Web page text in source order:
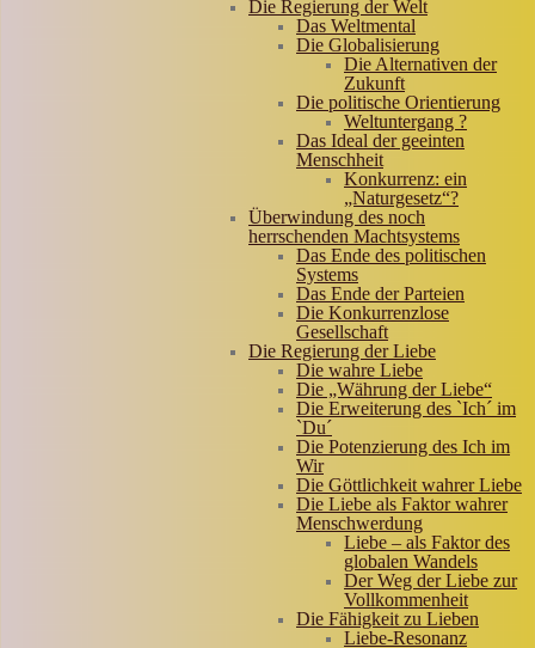
Die Regierung der Welt
Das Weltmental
Die Globalisierung
Die Alternativen der
Zukunft
Die politische Orientierung
Weltuntergang ?
Das Ideal der geeinten
Menschheit
Konkurrenz: ein
„Naturgesetz“?
Überwindung des noch
herrschenden Machtsystems
Das Ende des politischen
Systems
Das Ende der Parteien
Die Konkurrenzlose
Gesellschaft
Die Regierung der Liebe
Die wahre Liebe
Die „Währung der Liebe“
Die Erweiterung des `Ich´ im
`Du´
Die Potenzierung des Ich im
Wir
Die Göttlichkeit wahrer Liebe
Die Liebe als Faktor wahrer
Menschwerdung
Liebe – als Faktor des
globalen Wandels
Der Weg der Liebe zur
Vollkommenheit
Die Fähigkeit zu Lieben
Liebe-Resonanz